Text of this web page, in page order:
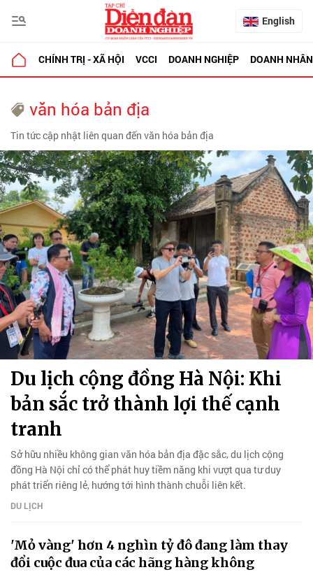
English
CHÍNH TRỊ - XÃ HỘI VCCI DOANH NGHIỆP DOANH NHÂN
văn hóa bản địa
Tin tức cập nhật liên quan đến văn hóa bản địa
Du lịch cộng đồng Hà Nội: Khi
bản sắc trở thành lợi thế cạnh
tranh
Sở hữu nhiều không gian văn hóa bản địa đặc sắc, du lịch cộng
đồng Hà Nội chỉ có thể phát huy tiềm năng khi vượt qua tư duy
phát triển riêng lẻ, hướng tới hình thành chuỗi liên kết.
DU LỊCH
'Mỏ vàng' hơn 4 nghìn tỷ đô đang làm thay
đổi cuộc đua của các hãng hàng không